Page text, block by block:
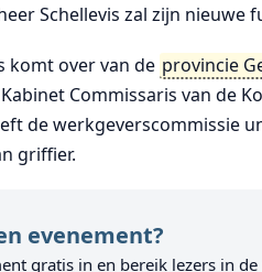
Schellevis zal zijn nieuwe
komt over van de provincie
Commissaris van de
de werkgeverscommissie
griffier.
evenement?
gratis in en bereik lezers in